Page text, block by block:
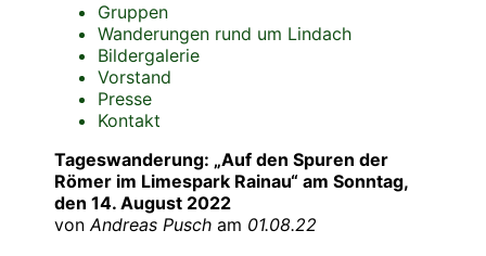
Gruppen
Wanderungen rund um Lindach
Bildergalerie
Vorstand
Presse
Kontakt
Tageswanderung: „Auf den Spuren der
Römer im Limespark Rainau“ am Sonntag,
den 14. August 2022
vonAndreas Pusch am 01.08.22